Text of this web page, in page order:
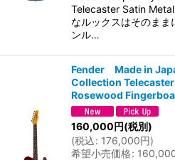
Telecaster Satin
なルックスはそのまま
ンル…
Fender Made in
Collection
Rosewood
160,000円(税別)
(税込: 176,000円)
希望小売価格: